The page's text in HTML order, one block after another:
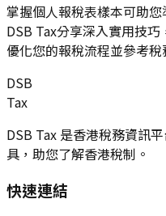
掌握個人報稅表樣本可助
DSB Tax分享深入實用技
優化您的報稅流程並參考稅
DSB
Tax
DSB Tax 是香港稅務資訊
具，助您了解香港稅制。
快速連結